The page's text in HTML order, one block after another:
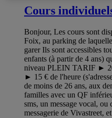
Cours
Bonjour, Les cours sont
Foix, au parking de
garer Ils sont accessibles
enfants (à partir de 4 ans)
niveau PLEIN TARIF ►
► 15 € de l'heure
de moins de 26 ans, aux
familles avec un QF
sms, un message vocal, ou
messagerie de Vivastreet,